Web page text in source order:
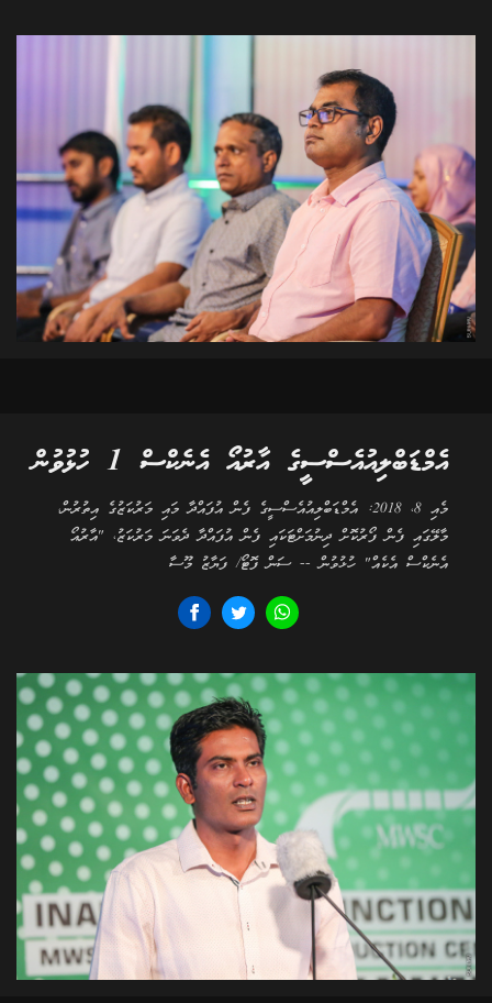
އެމްޑަބްލިއުއެސްސީގެ އާރުއޯ އެނެކްސް 1 ހުޅުވުން
މެއި 8، 2018: އެމްޑަބްލިއުއެސްސީގެ ފެން އުފައްދާ މައި މަރުކަޒުގެ އިތުރުން،
މާލޭގައި ފެން ފޯރުކޮށް ދިނުމަށްޓަކައި ފެން އުފައްދާ ދެވަނަ މަރުކަޒު، "އާރުއޯ
އެނެކްސް އެކެއް" ހުޅުވުން -- ސަން ފޮޓޯ/ ފަޔާޒު މޫސާ